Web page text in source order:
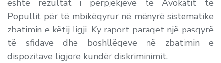
është rezultat i përpjekjeve të Avokatit të
Popullit për të mbikëqyrur në mënyrë sistematike
zbatimin e këtij ligji. Ky raport paraqet një pasqyrë
të sfidave dhe boshllëqeve në zbatimin e
dispozitave ligjore kundër diskriminimit.